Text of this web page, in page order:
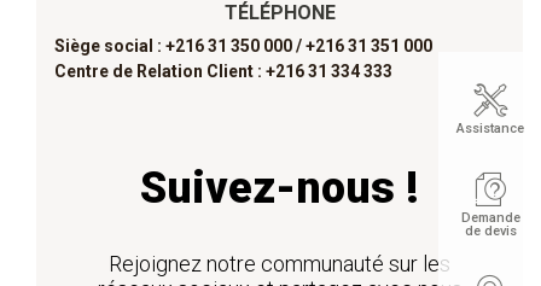
TÉLÉPHONE
Siège social : +216 31 350 000 /+216 31 351 000
Centre de Relation Client : +216 31 334 333
Suivez-nous !
Rejoignez notre communauté sur les
Assistance
Demande
de devis